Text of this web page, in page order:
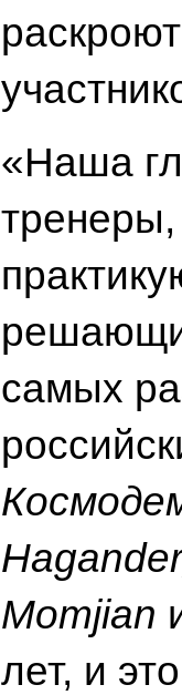
«Наша
тренеры,
самых
Momjian
лет, и